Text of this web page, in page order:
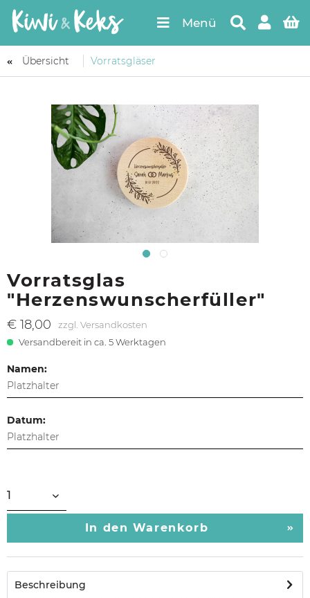
Menü
Übersicht Vorratsgläser
Vorratsglas
"Herzenswunscherfüller"
€ 18,00
zzgl. Versandkosten
Versandbereit in ca. 5 Werktagen
Namen:
Datum:
In den Warenkorb
Beschreibung